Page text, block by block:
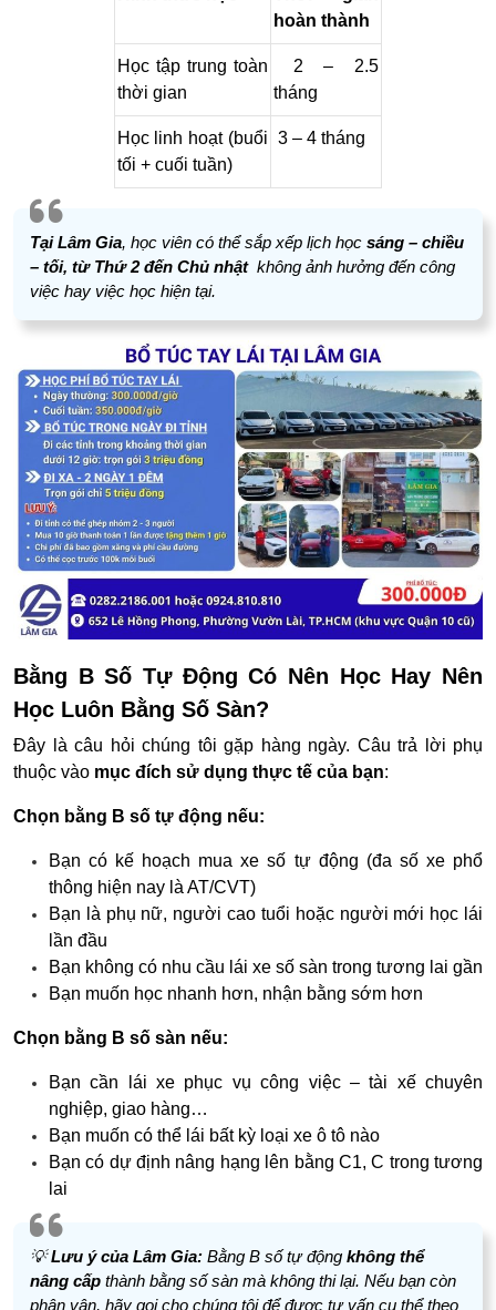
hoàn thành
Học tập trung toàn
thời gian
2 – 2.5
tháng
Học linh hoạt (buổi
tối + cuối tuần)
3 – 4 tháng
Tại Lâm Gia, học viên có thể sắp xếp lịch học sáng – chiều
– tối, từ Thứ 2 đến Chủ nhậtkhông ảnh hưởng đến công
việc hay việc học hiện tại.
Bằng B Số Tự Động Có Nên Học Hay Nên
Học Luôn Bằng Số Sàn?
Đây là câu hỏi chúng tôi gặp hàng ngày. Câu trả lời phụ
thuộc vào mục đích sử dụng thực tế của bạn:
Chọn bằng B số tự động nếu:
Bạn có kế hoạch mua xe số tự động (đa số xe phổ
thông hiện nay là AT/CVT)
Bạn là phụ nữ, người cao tuổi hoặc người mới học lái
lần đầu
Bạn không có nhu cầu lái xe số sàn trong tương lai gần
Bạn muốn học nhanh hơn, nhận bằng sớm hơn
Chọn bằng B số sàn nếu:
Bạn cần lái xe phục vụ công việc – tài xế chuyên
nghiệp, giao hàng…
Bạn muốn có thể lái bất kỳ loại xe ô tô nào
Bạn có dự định nâng hạng lên bằng C1, C trong tương
lai
💡Lưu ý của Lâm Gia: Bằng B số tự động không thể
nâng cấp thành bằng số sàn mà không thi lại. Nếu bạn còn
phân vân, hãy gọi cho chúng tôi để được tư vấn cụ thể theo